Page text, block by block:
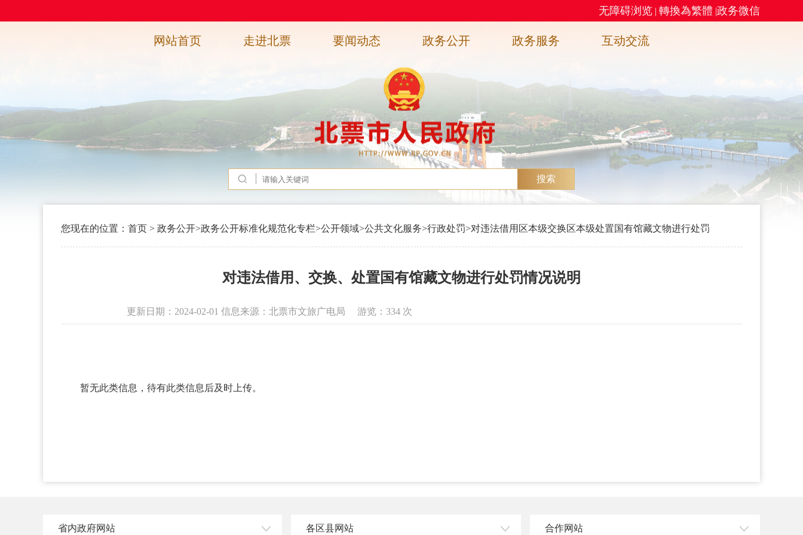
无障碍浏览 | 轉換為繁體 |政务微信
网站首页 走进北票 要闻动态 政务公开 政务服务 互动交流
搜索
您现在的位置： 首页 > 政务公开>政务公开标准化规范化专栏>公开领域>公共文化服务>行政处罚>对违法借用区本级交换区本级处置国有馆藏文物进行处罚
对违法借用、交换、处置国有馆藏文物进行处罚情况说明
更新日期：2024-02-01 信息来源：北票市文旅广电局 游览： 334 次
暂无此类信息，待有此类信息后及时上传。
省内政府网站 各区县网站 合作网站